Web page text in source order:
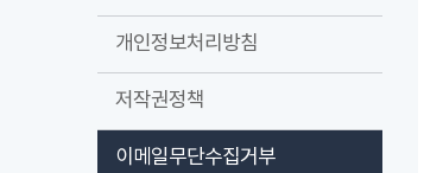
개인정보처리방침
저작권정책
이메일무단수집거부